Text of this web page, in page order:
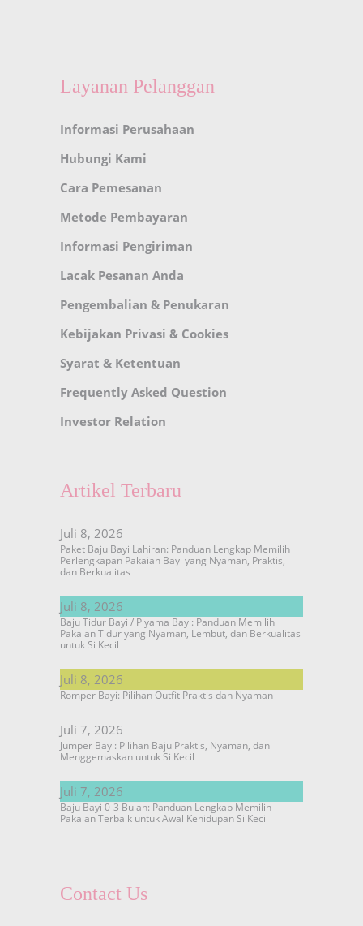
Layanan Pelanggan
Informasi Perusahaan
Hubungi Kami
Cara Pemesanan
Metode Pembayaran
Informasi Pengiriman
Lacak Pesanan Anda
Pengembalian & Penukaran
Kebijakan Privasi & Cookies
Syarat & Ketentuan
Frequently Asked Question
Investor Relation
Artikel Terbaru
Juli 8, 2026
Paket Baju Bayi Lahiran: Panduan Lengkap Memilih
Perlengkapan Pakaian Bayi yang Nyaman, Praktis,
dan Berkualitas
Juli 8, 2026
Baju Tidur Bayi / Piyama Bayi: Panduan Memilih
Pakaian Tidur yang Nyaman, Lembut, dan Berkualitas
untuk Si Kecil
Juli 8, 2026
Romper Bayi: Pilihan Outfit Praktis dan Nyaman
Juli 7, 2026
Jumper Bayi: Pilihan Baju Praktis, Nyaman, dan
Menggemaskan untuk Si Kecil
Juli 7, 2026
Baju Bayi 0-3 Bulan: Panduan Lengkap Memilih
Pakaian Terbaik untuk Awal Kehidupan Si Kecil
Contact Us